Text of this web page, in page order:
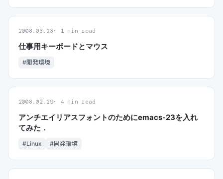
2008.03.23 1 min read
仕事用キーボードとマウス
#開発環境
2008.02.29 4 min read
アンチエイリアスフォントのためにemacs-23を入れ
てみた．
#Linux #開発環境